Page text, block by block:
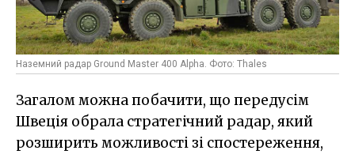
Наземний радар Ground Master 400 Alpha. Фото: Thales
Загалом можна побачити, що передусім
Швеція обрала стратегічний радар, який
розширить можливості зі спостереження,